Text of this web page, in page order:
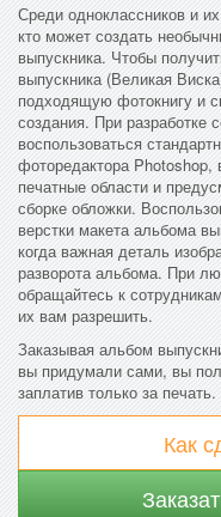
Среди одноклассников и
кто может создать
выпускника. Чтобы
выпускника (Великая
подходящую фотокнигу и
создания. При разработке
воспользоваться
фоторедактора Photoshop,
печатные области и
сборке обложки.
верстки макета альбома
когда важная деталь
разворота альбома. При
обращайтесь к
их вам разрешить.
Заказывая альбом
вы придумали сами, вы
заплатив только за печать.
Как